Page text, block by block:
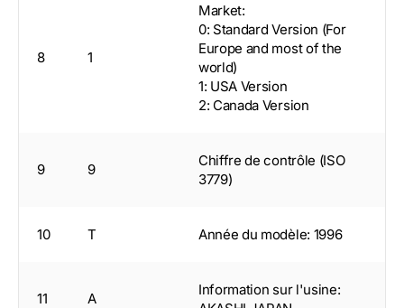
8 1
Market:
0: Standard Version (For
Europe and most of the
world)
1: USA Version
2: Canada Version
9 9
Chiffre de contrôle (ISO
3779)
10 T Année du modèle: 1996
11 A
Information sur l'usine: